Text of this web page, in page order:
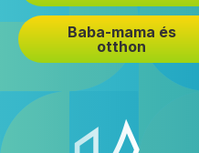
Baba-mama és
otthon